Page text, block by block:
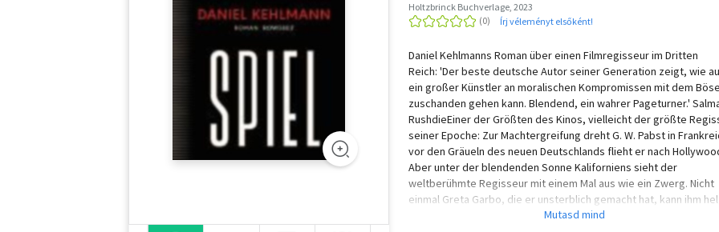
Holtzbrinck Buchverlage, 2023
Írj véleményt elsőként!
Daniel Kehlmanns Roman über einen Filmregisseur im Dritten
Reich: 'Der beste deutsche Autor seiner Generation zeigt, wie
ein großer Künstler an moralischen Kompromissen mit dem
zuschanden gehen kann. Blendend, ein wahrer Pageturner.'
RushdieEiner der Größten des Kinos, vielleicht der größte
seiner Epoche: Zur Machtergreifung dreht G. W. Pabst in
vor den Gräueln des neuen Deutschlands flieht er nach
Aber unter der blendenden Sonne Kaliforniens sieht der
weltberühmte Regisseur mit einem Mal aus wie ein Zwerg. Nicht
einmal Greta Garbo, die er unsterblich gemacht hat, kann ihm
Und so findet Pabst sich, fast wie ohne eigenes Zutun, in seiner